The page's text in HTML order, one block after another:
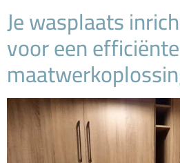
Je wasplaats
voor een efficiënte